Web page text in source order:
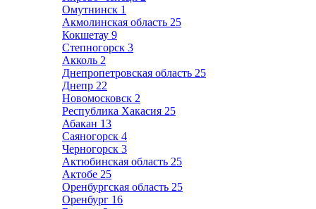
Омутнинск 1
Акмолинская область 25
Кокшетау 9
Степногорск 3
Акколь 2
Днепропетровская область 25
Днепр 22
Новомосковск 2
Республика Хакасия 25
Абакан 13
Саяногорск 4
Черногорск 3
Актюбинская область 25
Актобе 25
Оренбургская область 25
Оренбург 16